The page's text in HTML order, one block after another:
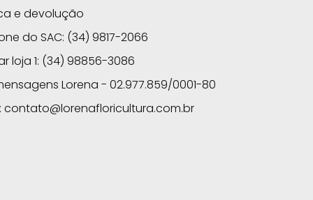
e devolução
do SAC: (34) 9817-2066
loja 1: (34) 98856-3086
Lorena - 02.977.859/0001-80
contato@lorenafloricultura.com.br